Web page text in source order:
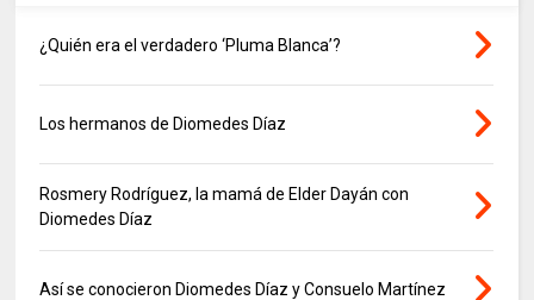
¿Quién era el verdadero ‘Pluma Blanca’?
Los hermanos de Diomedes Díaz
Rosmery Rodríguez, la mamá de Elder Dayán con
Diomedes Díaz
Así se conocieron Diomedes Díaz y Consuelo Martínez